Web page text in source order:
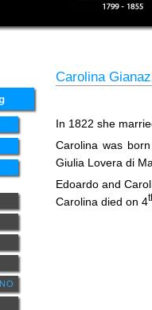
Carolina
In 1822 she
Carolina was
Giulia Lovera di
Edoardo and
Carolina died on 4